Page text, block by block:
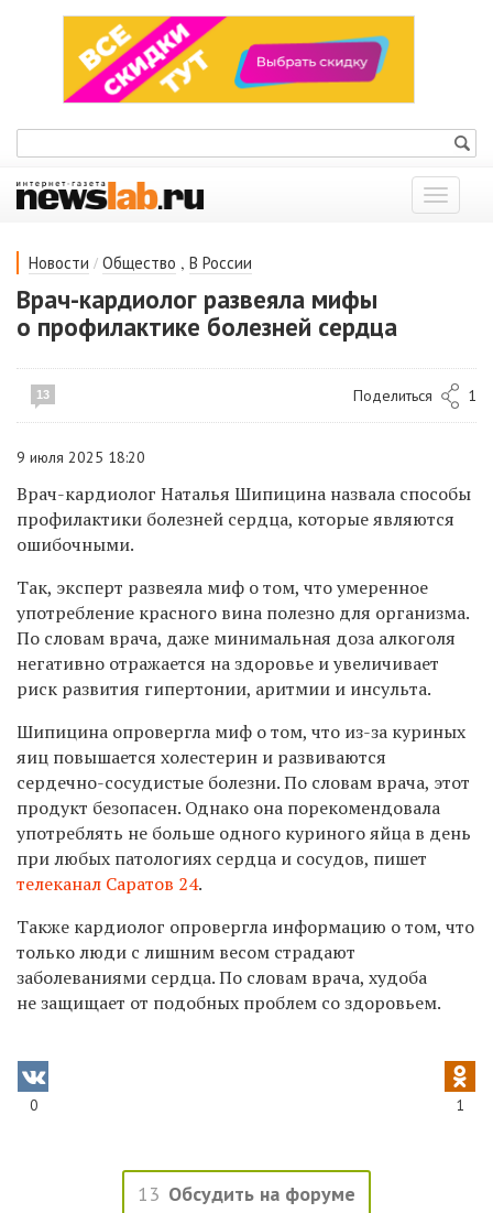
Показать
меню
Новости / Общество , В России
Врач-кардиолог развеяла мифы
о профилактике болезней сердца
13 Поделиться 1
9 июля 2025 18:20
Врач-кардиолог Наталья Шипицина назвала способы
профилактики болезней сердца, которые являются
ошибочными.
Так, эксперт развеяла миф о том, что умеренное
употребление красного вина полезно для организма.
По словам врача, даже минимальная доза алкоголя
негативно отражается на здоровье и увеличивает
риск развития гипертонии, аритмии и инсульта.
Шипицина опровергла миф о том, что из-за куриных
яиц повышается холестерин и развиваются
сердечно-сосудистые болезни. По словам врача, этот
продукт безопасен. Однако она порекомендовала
употреблять не больше одного куриного яйца в день
при любых патологиях сердца и сосудов, пишет
телеканал Саратов 24.
Также кардиолог опровергла информацию о том, что
только люди с лишним весом страдают
заболеваниями сердца. По словам врача, худоба
не защищает от подобных проблем со здоровьем.
0 1
13 Обсудить на форуме